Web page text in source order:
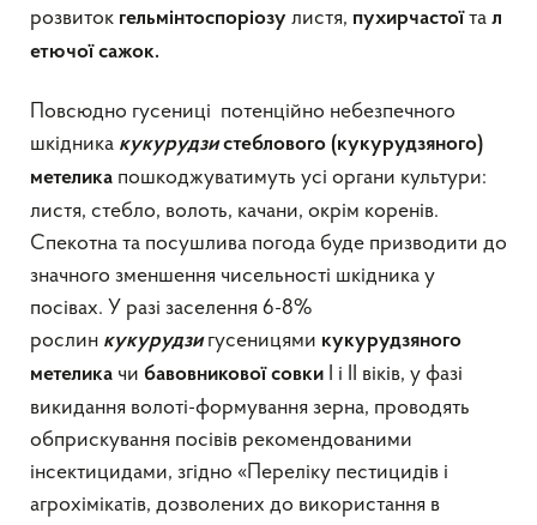
розвиток гельмінтоспоріозу листя, пухирчастоїта л
етючої сажок.
Повсюдно гусениці потенційно небезпечного
шкідника кукурудзистеблового (кукурудзяного)
метелика пошкоджуватимуть усі органи культури:
листя, стебло, волоть, качани, окрім коренів.
Спекотна та посушлива погода буде призводити до
значного зменшення чисельності шкідника у
посівах. У разі заселення 6-8%
рослин кукурудзигусеницями кукурудзяного
метелика чи бавовникової совки І і ІІ віків, у фазі
викидання волоті-формування зерна, проводять
обприскування посівів рекомендованими
інсектицидами, згідно «Переліку пестицидів і
агрохімікатів, дозволених до використання в